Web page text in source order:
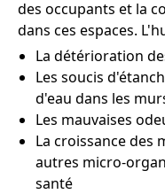
des occupants et la
dans ces espaces.
La détérioration
Les soucis
d'eau dans les
Les mauvaises
La croissance des
autres micro-
santé